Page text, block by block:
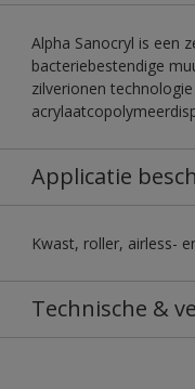
Alpha Sanocryl is een
bacteriebestendige
zilverionen
Applicatie
Kwast, roller, airless-
Technische &